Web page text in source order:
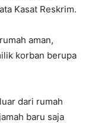
Kasat Reskrim.
aman,
korban berupa
dari rumah
baru saja